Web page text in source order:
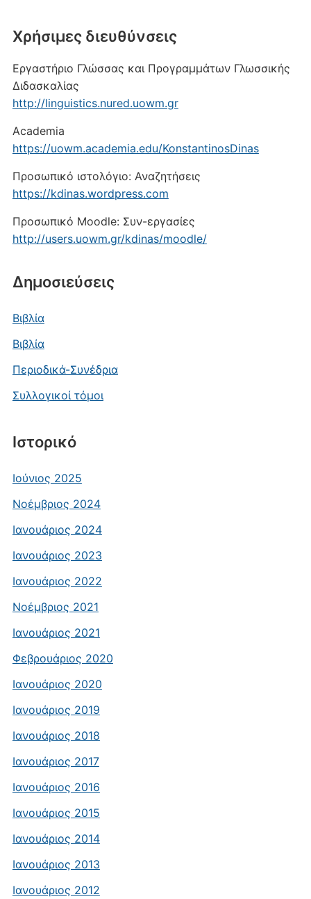
Xρήσιμες διευθύνσεις
Εργαστήριο Γλώσσας και Προγραμμάτων Γλωσσικής
Διδασκαλίας
http://linguistics.nured.uowm.gr
Academia
https://uowm.academia.edu/KonstantinosDinas
Προσωπικό ιστολόγιο: Αναζητήσεις
https://kdinas.wordpress.com
Προσωπικό Moodle: Συν-εργασίες
http://users.uowm.gr/kdinas/moodle/
Δημοσιεύσεις
Βιβλία
Βιβλία
Περιοδικά-Συνέδρια
Συλλογικοί τόμοι
Ιστορικό
Ιούνιος 2025
Νοέμβριος 2024
Ιανουάριος 2024
Ιανουάριος 2023
Ιανουάριος 2022
Νοέμβριος 2021
Ιανουάριος 2021
Φεβρουάριος 2020
Ιανουάριος 2020
Ιανουάριος 2019
Ιανουάριος 2018
Ιανουάριος 2017
Ιανουάριος 2016
Ιανουάριος 2015
Ιανουάριος 2014
Ιανουάριος 2013
Ιανουάριος 2012